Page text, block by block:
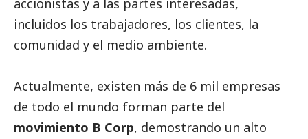
accionistas y a las partes interesadas,
incluidos los trabajadores, los clientes, la
comunidad y el medio ambiente.
Actualmente, existen más de 6 mil empresas
de todo el mundo forman parte del
movimiento B Corp, demostrando un alto